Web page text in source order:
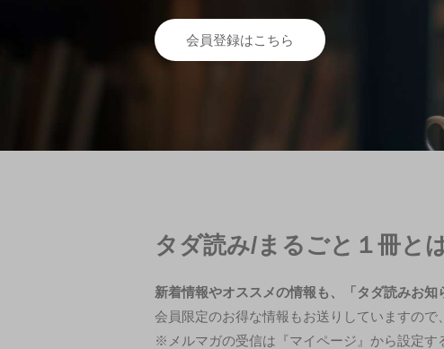
会員登録はこちら
タダ読み/まるごと１冊と
新着情報やオススメの情報も、「タダ読みお知
会員限定のお得な情報もお送りしていますので
※メルマガの受信は『マイページ』から設定す